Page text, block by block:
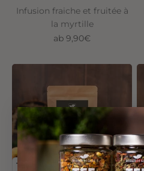
Infusion fraiche et fruitée à
la myrtille
Angebot
ab 9,90€